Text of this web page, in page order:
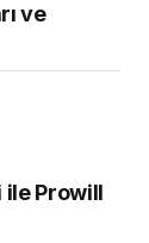
ve
ile Prowill